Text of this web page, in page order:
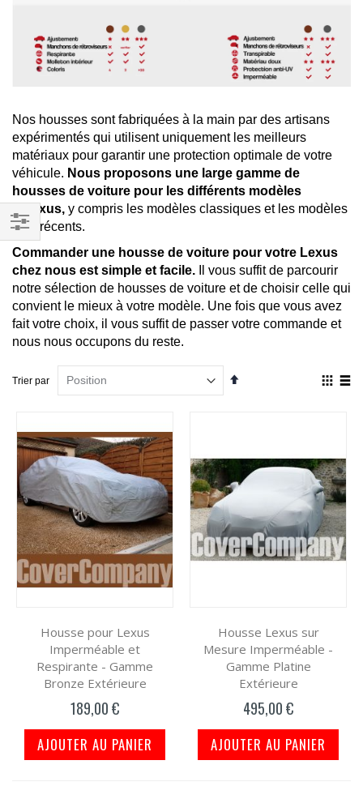
Nos housses sont fabriquées à la main par des artisans
expérimentés qui utilisent uniquement les meilleurs
matériaux pour garantir une protection optimale de votre
véhicule. Nous proposons une large gamme de
housses de voiture pour les différents modèles
d'Lexus, y compris les modèles classiques et les modèles
plus récents.
Commander une housse de voiture pour votre Lexus
chez nous est simple et facile. Il vous suffit de parcourir
notre sélection de housses de voiture et de choisir celle qui
convient le mieux à votre modèle. Une fois que vous avez
fait votre choix, il vous suffit de passer votre commande et
nous nous occupons du reste.
Trier par
Par
Housse pour Lexus
Imperméable et
Respirante - Gamme
Bronze Extérieure
189,00 €
AJOUTER AU PANIER
Housse Lexus sur
Mesure Imperméable -
Gamme Platine
Extérieure
495,00 €
AJOUTER AU PANIER
Filtrer
par